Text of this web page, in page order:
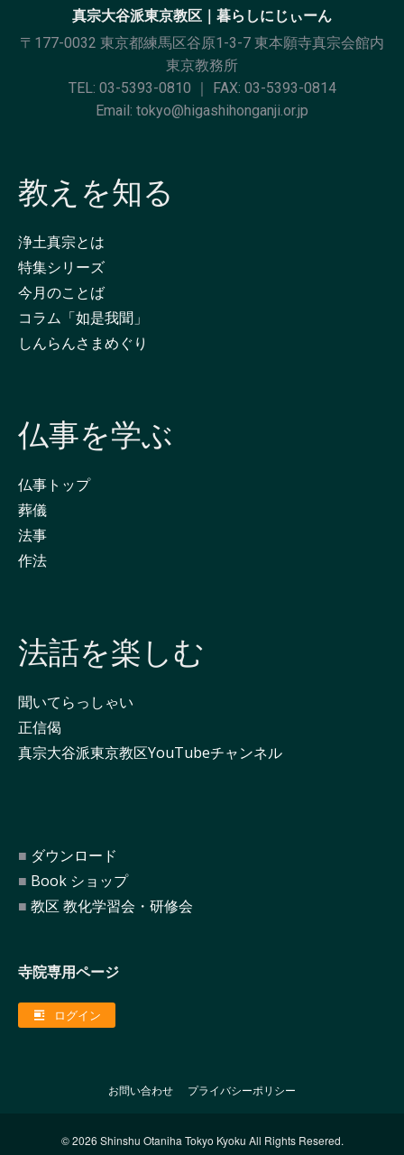
真宗大谷派東京教区｜暮らしにじぃーん
〒177-0032 東京都練馬区谷原1-3-7 東本願寺真宗会館内
東京教務所
TEL: 03-5393-0810 ｜ FAX: 03-5393-0814
Email: tokyo@higashihonganji.or.jp
教えを知る
浄土真宗とは
特集シリーズ
今月のことば
コラム「如是我聞」
しんらんさまめぐり
仏事を学ぶ
仏事トップ
葬儀
法事
作法
法話を楽しむ
聞いてらっしゃい
正信偈
真宗大谷派東京教区YouTubeチャンネル
ダウンロード
Book ショップ
教区 教化学習会・研修会
寺院専用ページ
ログイン
お問い合わせ プライバシーポリシー
© 2026 Shinshu Otaniha Tokyo Kyoku All Rights Resered.